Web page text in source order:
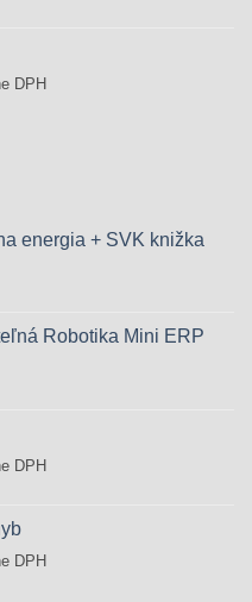
DPH
energia + SVK knižka
Robotika Mini ERP
DPH
DPH